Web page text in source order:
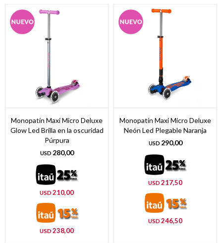
Monopatín Maxi Micro Deluxe
Glow Led Brilla en la oscuridad
Púrpura
USD 280,00
USD 210,00
USD 238,00
Monopatín Maxi Micro Deluxe
Neón Led Plegable Naranja
USD 290,00
USD 217,50
USD 246,50